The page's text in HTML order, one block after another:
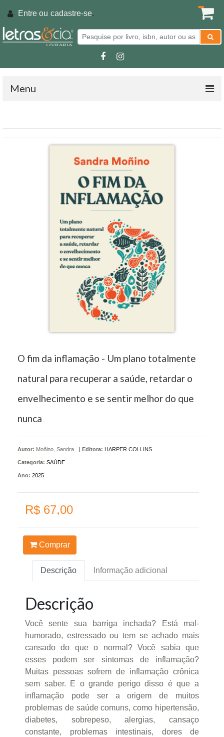
Entre ou cadastre-se.
Menu
O fim da inflamação - Um plano totalmente
natural para recuperar a saúde, retardar o
envelhecimento e se sentir melhor do que
nunca
Autor: Moñino, Sandra | Editora: HARPER COLLINS
Categoria: SAÚDE
Ano: 2025
R$ 67,00
Comprar
Descrição Informação adicional
Descrição
Você sente sua barriga inchada? Está mal-
humorado, estressado ou tem se achado mais
cansado do que o normal? Você sabia que
esses podem ser sintomas de inflamação?
Muitas pessoas sofrem de inflamação crônica
sem saber. E o grande perigo disso é que a
inflamação pode ser a origem de muitos
problemas de saúde comuns, como hipertensão,
diabetes, sobrepeso, alergias, cansaço
constante, problemas intestinais, dores de